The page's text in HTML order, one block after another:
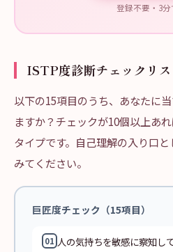
登録不要・3分
ISTP度診断チェックリス
以下の15項目のうち、あなたに
ますか？チェックが10個以上あ
タイプです。自己理解の入り口
みてください。
巨匠度チェック（15項目）
01 人の気持ちを敏感に察知し